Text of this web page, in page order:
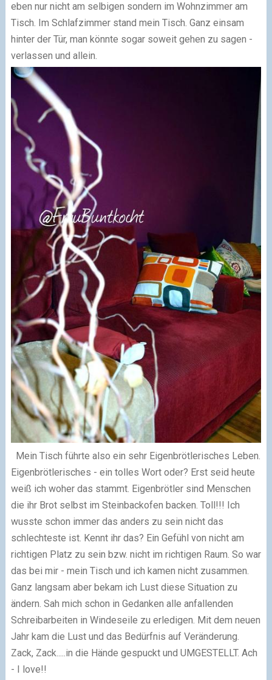
eben nur nicht am selbigen sondern im Wohnzimmer am
Tisch. Im Schlafzimmer stand mein Tisch. Ganz einsam
hinter der Tür, man könnte sogar soweit gehen zu sagen -
verlassen und allein.
Mein Tisch führte also ein sehr Eigenbrötlerisches Leben.
Eigenbrötlerisches - ein tolles Wort oder? Erst seid heute
weiß ich woher das stammt. Eigenbrötler sind Menschen
die ihr Brot selbst im Steinbackofen backen. Toll!!! Ich
wusste schon immer das anders zu sein nicht das
schlechteste ist. Kennt ihr das? Ein Gefühl von nicht am
richtigen Platz zu sein bzw. nicht im richtigen Raum. So war
das bei mir - mein Tisch und ich kamen nicht zusammen.
Ganz langsam aber bekam ich Lust diese Situation zu
ändern. Sah mich schon in Gedanken alle anfallenden
Schreibarbeiten in Windeseile zu erledigen. Mit dem neuen
Jahr kam die Lust und das Bedürfnis auf Veränderung.
Zack, Zack.....in die Hände gespuckt und UMGESTELLT. Ach
- I love!!